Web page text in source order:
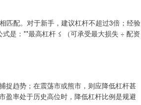
匹配。对于新手，建议杠杆不超过3倍；经验
是：**最高杠杆 ≤ （可承受最大损失 ÷ 配资
捉趋势；在震荡市或熊市，则应降低杠杆甚
盈率处于历史高位时，降低杠杆比例是规避